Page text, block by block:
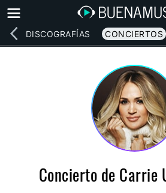
DISCOGRAFÍAS CONCIERTOS
Concierto de Carrie